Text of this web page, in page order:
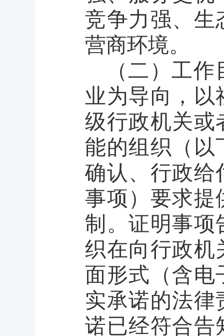
竞争力强、生
营商环境。
（二）工
业为导向，以
级行政机关或
能的组织（以
确认、行政给
事项）要求提
制。证明事项
织在向行政机
面形式（含电
实承诺的法律
诺已经符合告